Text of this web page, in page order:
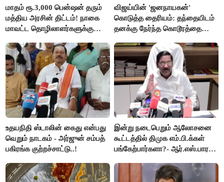
மாதம் ரூ.3,000 பென்ஷன் தரும்
மத்திய அரசின் திட்டம்! நாகை
மாவட்ட தொழிலாளர்களுக்கு
செய்தி!
விஜய்யின் 'ஜனநாயகன்'
கொடுத்த தைரியம்: தந்தையிடம்
தனக்கு நேர்ந்த கொடூரத்தை
உதயநிதி ஸ்டாலின் கைது என்பது
வெறும் நாடகம் - அர்ஜுன் சம்பத்
பகிரங்க குற்றச்சாட்டு..!
இன்று நடைபெறும் ஆலோசனை
கூட்டத்தில் திமுக எம்.பி.க்கள்
பங்கேற்பார்களா?- ஆர்.எஸ்.பாரதி